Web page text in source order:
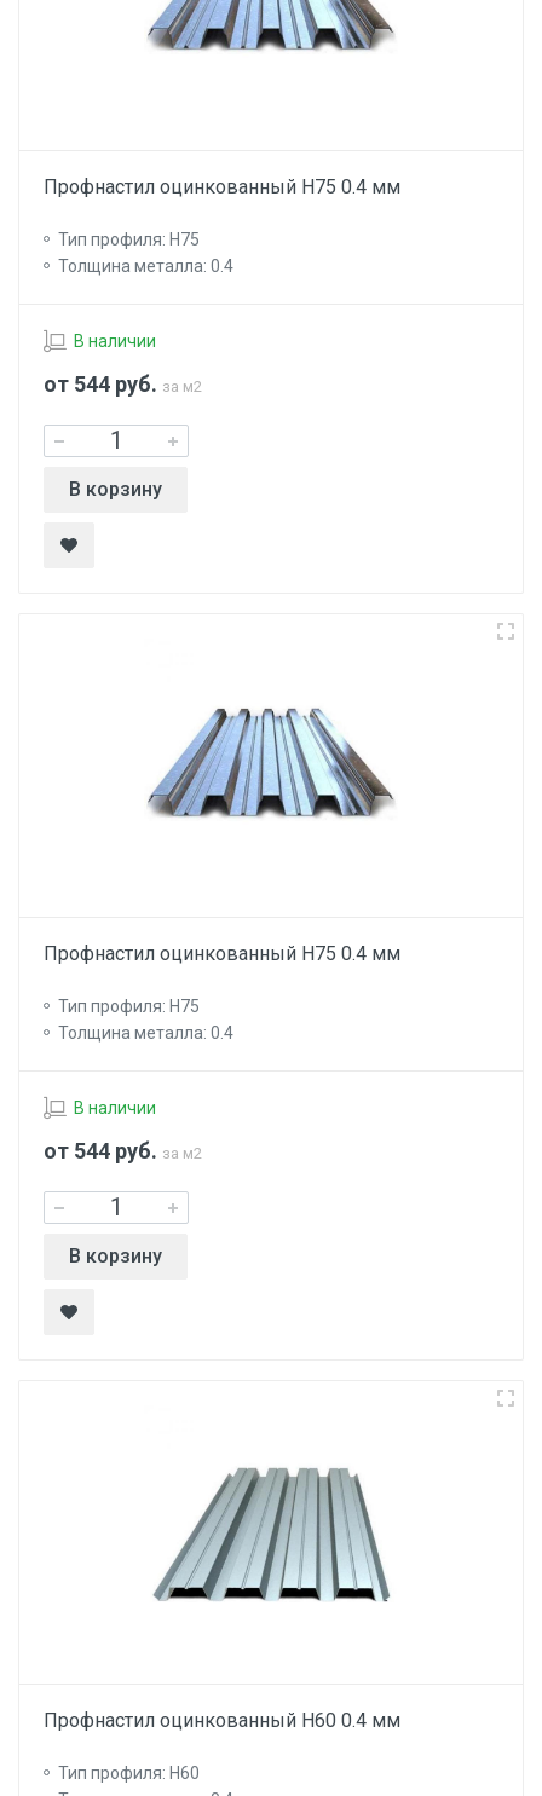
Профнастил оцинкованный Н75 0.4 мм
Тип профиля: Н75
Толщина металла: 0.4
В наличии
от 544 руб. за м2
В корзину
Профнастил оцинкованный Н75 0.4 мм
Тип профиля: Н75
Толщина металла: 0.4
В наличии
от 544 руб. за м2
В корзину
Профнастил оцинкованный Н60 0.4 мм
Тип профиля: Н60